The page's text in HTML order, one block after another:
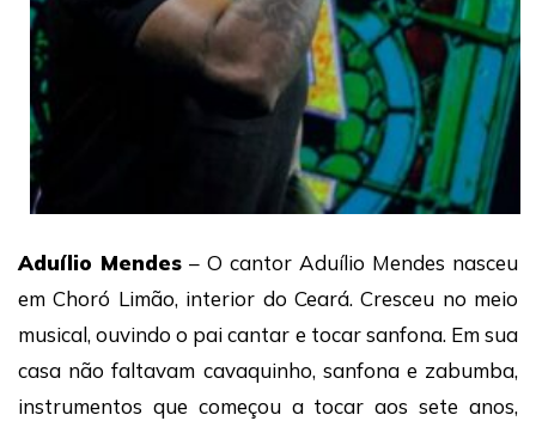
Aduílio Mendes – O cantor Aduílio Mendes nasceu
em Choró Limão, interior do Ceará. Cresceu no meio
musical, ouvindo o pai cantar e tocar sanfona. Em sua
casa não faltavam cavaquinho, sanfona e zabumba,
instrumentos que começou a tocar aos sete anos,